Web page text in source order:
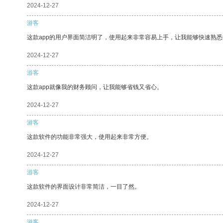
2024-12-27
游客
这款app的用户界面简洁明了，使用起来非常容易上手，让我能够快速熟
2024-12-27
游客
这款app就像我的财务顾问，让我能够省钱又省心。
2024-12-27
游客
这款软件的功能非常强大，使用起来非常方便。
2024-12-27
游客
这款软件的界面设计非常简洁，一目了然。
2024-12-27